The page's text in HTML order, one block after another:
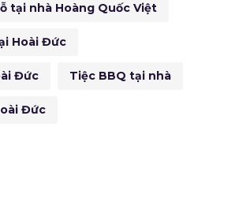
tại nhà Hoàng Quốc Việt
Hoài Đức
Đức Tiệc BBQ tại nhà
Đức